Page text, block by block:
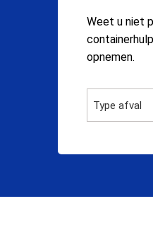
Weet u niet
opnemen.